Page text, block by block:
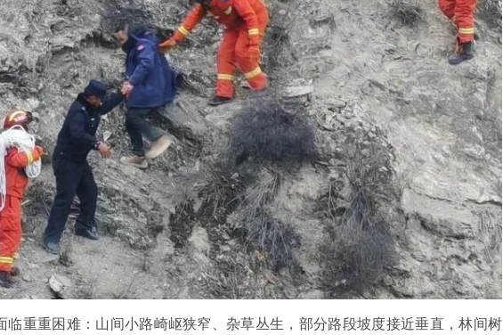
临重重困难：山间小路崎岖狭窄、杂草丛生，部分路段坡度接近垂直，林间树